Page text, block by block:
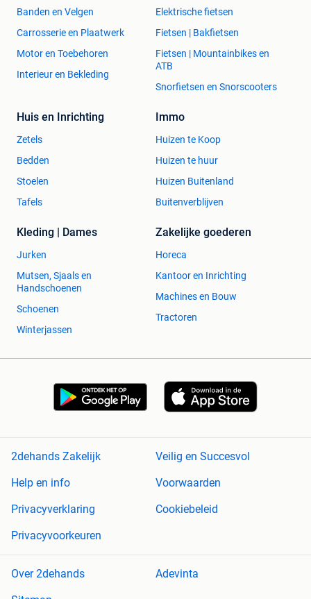
Banden en Velgen
Carrosserie en Plaatwerk
Motor en Toebehoren
Interieur en Bekleding
Elektrische fietsen
Fietsen | Bakfietsen
Fietsen | Mountainbikes en
ATB
Snorfietsen en Snorscooters
Huis en Inrichting
Zetels
Bedden
Stoelen
Tafels
Immo
Huizen te Koop
Huizen te huur
Huizen Buitenland
Buitenverblijven
Kleding | Dames
Jurken
Mutsen, Sjaals en
Handschoenen
Schoenen
Winterjassen
Zakelijke goederen
Horeca
Kantoor en Inrichting
Machines en Bouw
Tractoren
2dehands Zakelijk
Veilig en Succesvol
Help en info
Voorwaarden
Privacyverklaring
Cookiebeleid
Privacyvoorkeuren
Over 2dehands
Adevinta